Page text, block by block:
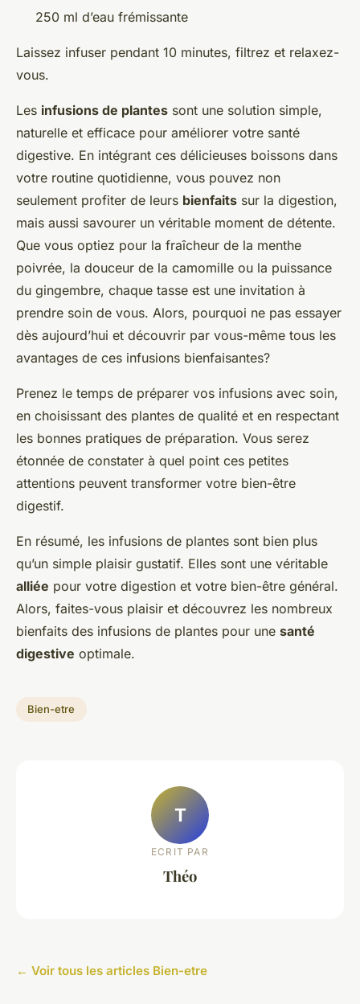
250 ml d’eau frémissante
Laissez infuser pendant 10 minutes, filtrez et relaxez-
vous.
Les infusions de plantes sont une solution simple,
naturelle et efficace pour améliorer votre santé
digestive. En intégrant ces délicieuses boissons dans
votre routine quotidienne, vous pouvez non
seulement profiter de leurs bienfaits sur la digestion,
mais aussi savourer un véritable moment de détente.
Que vous optiez pour la fraîcheur de la menthe
poivrée, la douceur de la camomille ou la puissance
du gingembre, chaque tasse est une invitation à
prendre soin de vous. Alors, pourquoi ne pas essayer
dès aujourd’hui et découvrir par vous-même tous les
avantages de ces infusions bienfaisantes?
Prenez le temps de préparer vos infusions avec soin,
en choisissant des plantes de qualité et en respectant
les bonnes pratiques de préparation. Vous serez
étonnée de constater à quel point ces petites
attentions peuvent transformer votre bien-être
digestif.
En résumé, les infusions de plantes sont bien plus
qu’un simple plaisir gustatif. Elles sont une véritable
alliée pour votre digestion et votre bien-être général.
Alors, faites-vous plaisir et découvrez les nombreux
bienfaits des infusions de plantes pour une santé
digestive optimale.
Bien-etre
T
ECRIT PAR
Théo
← Voir tous les articles Bien-etre